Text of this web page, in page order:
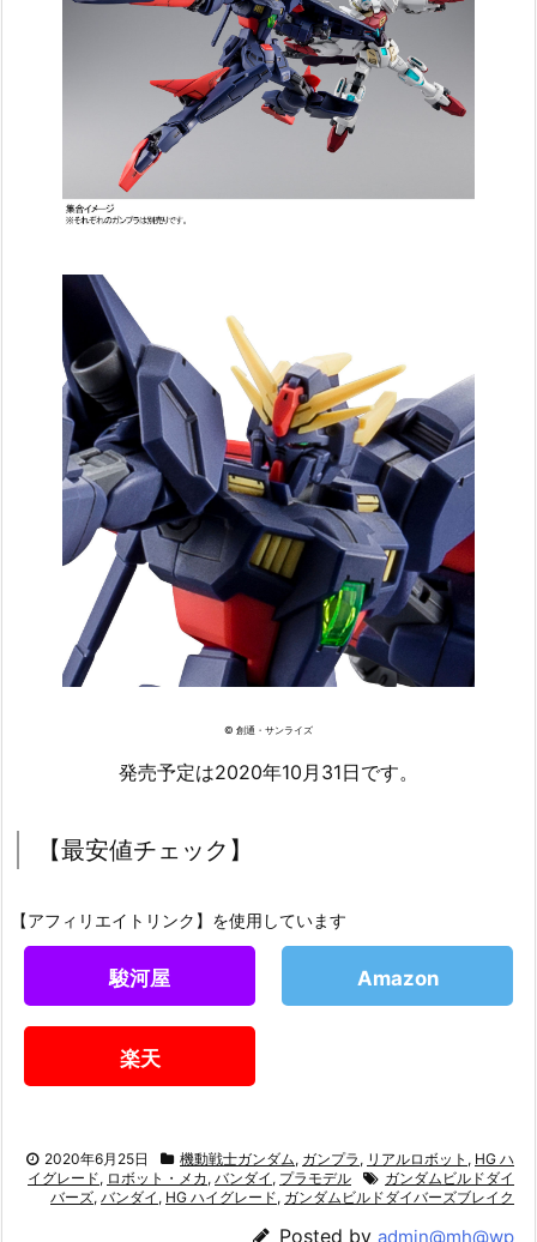
© 創通・サンライズ
発売予定は2020年10月31日です。
【最安値チェック】
【アフィリエイトリンク】を使用しています
駿河屋 Amazon
楽天
2020年6月25日 機動戦士ガンダム, ガンプラ , リアルロボット , HG ハ
イグレード, ロボット・メカ , バンダイ , プラモデル
ガンダムビルドダイ
バーズ, バンダイ , HG ハイグレード, ガンダムビルドダイバーズブレイク
Posted by admin@mh@wp